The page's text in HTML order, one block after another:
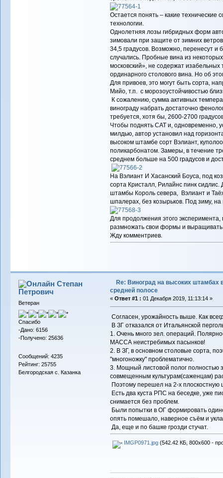
Остается понять – какие технические
технологии.
Однолетняя лозы гибридных форм
зимовали при защите от зимних
34,5 градусов. Возможно, перенесут
случались. Пробные вина из
московский», не содержат
ординарного столового вина. Но об
Для привоев, это могут быть сорта,
Мийо, т.п. с морозоустойчивостью
К сожалению, сумма активных
винограду набрать достаточно
требуется, хотя бы, 2600-2700
Чтобы поднять САТ и, одновременно,
милдью, автор установил над
высоком штамбе сорт Вэлиант,
поликарбонатом. Замеры, в течение
среднем больше на 500 градусов и
На Вэлиант И Хасанский Боуса, под
сорта Кристалл, Рилайнс пинк
штамбы Король севера, Вэлиант и
шпалерах, без козырьков. Под зиму,
Для продолжения этого
размножать свои формы и выращивать
Жду комментриев.
Степан
Петрович
Ветеран
Спасибо
-Дано: 6156
-Получено: 25636
Сообщений: 4235
Рейтинг: 25755
Белгородская с. Казанка
Re: Виноград на высоких штамбах
средней полосе
« Ответ #1 : 01 Декабря 2019, 11:13:14 »
Согласен, урожайность выше. Как
В ЗГ отказался от Итальянской
1. Очень много зел. операций.
МАССА неистребимых пасынков!
2. В ЗГ, в основном столовые сорта,
"многоножку" проблематично.
3. Мощный листовой полог полностью
совмещенным культурам(саженцам)
Поэтому перешел на 2-х плоскостную
Есть два куста РПС на беседке, уже
снимается без проблем.
Были попытки в ОГ формировать
опять помешало, наверное съём и
Да, еще и по башке грозди стучат.
IMGP0971.jpg(542.42 КБ, 800x600 -